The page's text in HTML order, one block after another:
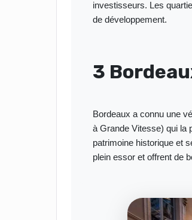
investisseurs. Les
de développement.
3
Bordeaux a connu une
à Grande Vitesse) qui la
patrimoine historique et
plein essor et offrent de